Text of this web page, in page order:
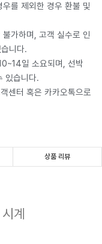
를 제외한 경우 환불 및
가하며, 고객 실수로 인
니다.
일 소요되며, 선박
있습니다.
센터 혹은 카카오톡으로
상품 리뷰
계